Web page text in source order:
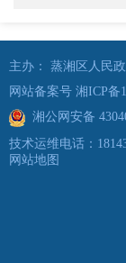
主办： 蒸湘区人民
网站备案号 湘ICP备
湘公网安备
技术运维电话：
网站地图